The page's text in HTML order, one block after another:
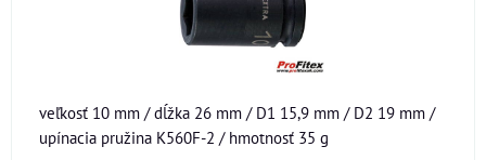
veľkosť 10 mm / dĺžka 26 mm / D1 15,9 mm / D2 19 mm /
upínacia pružina K560F-2 / hmotnosť 35 g